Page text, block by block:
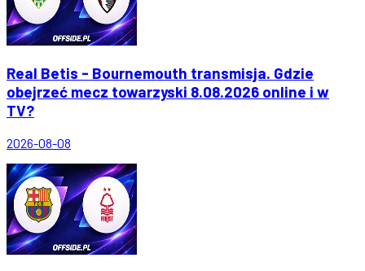
Real Betis - Bournemouth transmisja. Gdzie
obejrzeć mecz towarzyski 8.08.2026 online i w
TV?
2026-08-08